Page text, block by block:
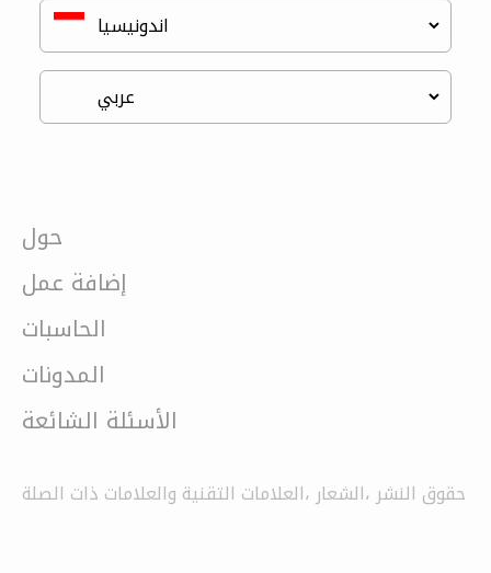
حول
إضافة عمل
الحاسبات
المدونات
الأسئلة الشائعة
حقوق النشر ،الشعار ،العلامات التقنية والعلامات ذات الصلة